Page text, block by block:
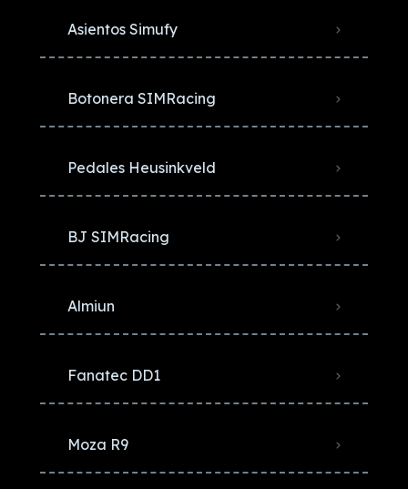
Asientos Simufy
Botonera SIMRacing
Pedales Heusinkveld
BJ SIMRacing
Almiun
Fanatec DD1
Moza R9